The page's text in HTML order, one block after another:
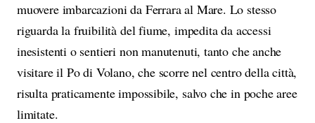
muovere imbarcazioni da Ferrara al Mare. Lo stesso
riguarda la fruibilità del fiume, impedita da accessi
inesistenti o sentieri non manutenuti, tanto che anche
visitare il Po di Volano, che scorre nel centro della città,
risulta praticamente impossibile, salvo che in poche aree
limitate.